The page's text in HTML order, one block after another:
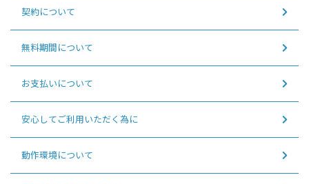
契約について
無料期間について
お支払いについて
安心してご利用いただく為に
動作環境について